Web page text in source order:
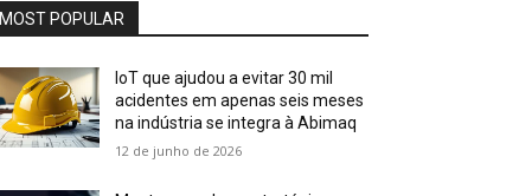
MOST POPULAR
IoT que ajudou a evitar 30 mil
acidentes em apenas seis meses
na indústria se integra à Abimaq
12 de junho de 2026